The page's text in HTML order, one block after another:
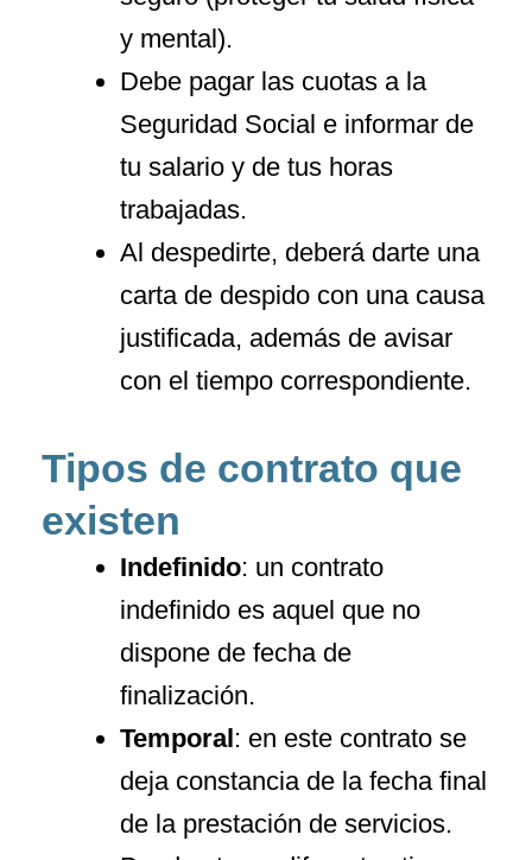
y mental).
Debe pagar las cuotas a la
Seguridad Social e informar de
tu salario y de tus horas
trabajadas.
Al despedirte, deberá darte una
carta de despido con una causa
justificada, además de avisar
con el tiempo correspondiente.
Tipos de contrato que
existen
Indefinido: un contrato
indefinido es aquel que no
dispone de fecha de
finalización.
Temporal: en este contrato se
deja constancia de la fecha final
de la prestación de servicios.